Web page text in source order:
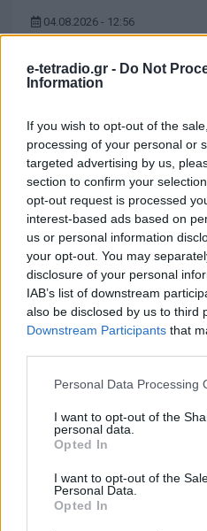
e-tetradio.gr - Do Not
Information
If you wish to opt-out of the
processing of your personal or
targeted advertising by us,
section to confirm your
opt-out request is processed
interest-based ads based on
us or personal information
your opt-out. You may
disclosure of your personal
IAB’s list of downstream
also be disclosed by us to third
Downstream Participants that
Personal Data Processing
I want to opt-out of the
personal data.
Opted In
I want to opt-out of the
Personal Data.
Opted In
04.08.2026 - 12:56
Κάθε έξι μήνες
ραδιοφωνικές
Μαρινάκης